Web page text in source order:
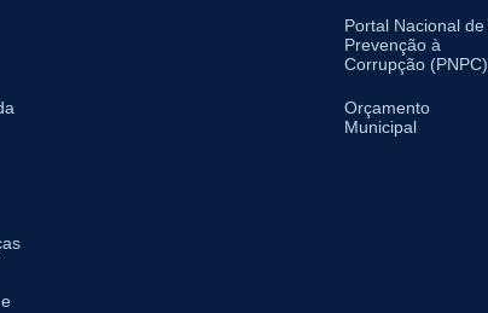
Portal Nacional de
Prevenção à
Corrupção (PNPC)
Orçamento
Municipal